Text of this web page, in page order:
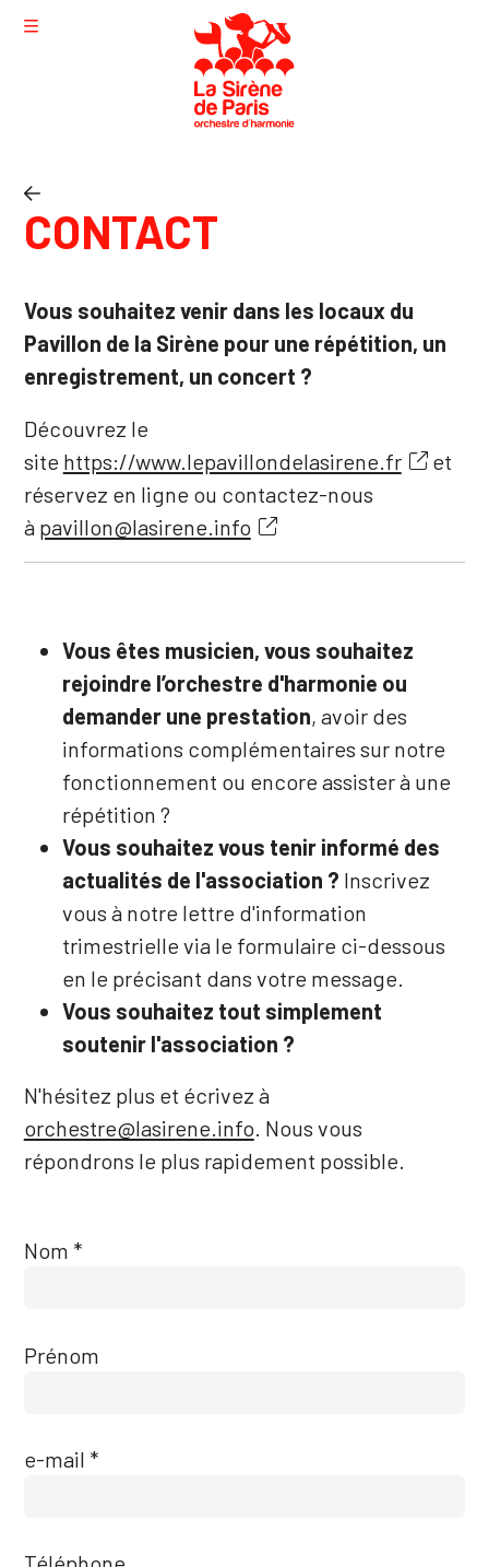
CONTACT
Vous souhaitez venir dans les locaux du
Pavillon de la Sirène pour une répétition, un
enregistrement, un concert ?
Découvrez le
site https://www.lepavillondelasirene.fr
et
réservez en ligne ou contactez-nous
à pavillon@lasirene.info
Vous êtes musicien, vous souhaitez
rejoindre l’orchestre d'harmonie ou
demander une prestation, avoir des
informations complémentaires sur notre
fonctionnement ou encore assister à une
répétition ?
Vous souhaitez vous tenir informé des
actualités de l'association ? Inscrivez
vous à notre lettre d'information
trimestrielle via le formulaire ci-dessous
en le précisant dans votre message.
Vous souhaitez tout simplement
soutenir l'association ?
N'hésitez plus et écrivez à
orchestre@lasirene.info. Nous vous
répondrons le plus rapidement possible.
Nom
Prénom
e-mail
Agenda
Nous connaître
Actualités
Nous rejoindre
Contact
Instagram
Facebook
Newsletter
Le Pavillon de la Sirène
L'association La Sirène de Paris